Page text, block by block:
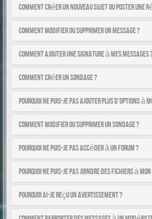
Comment créer un nouveau sujet ou poster une
Comment modifier ou supprimer un message ?
Comment ajouter une signature à mes messages
Comment créer un sondage ?
Pourquoi ne puis-je pas ajouter plus d’options à
Comment modifier ou supprimer un sondage ?
Pourquoi ne puis-je pas accéder à un forum ?
Pourquoi ne puis-je pas joindre des fichiers à mon
Pourquoi ai-je reçu un avertissement ?